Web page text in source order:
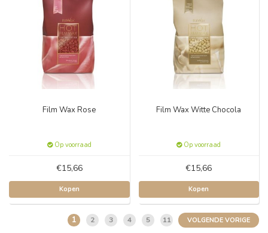
Film Wax Rose
Op voorraad
€15,66
Kopen
Film Wax Witte Chocola
Op voorraad
€15,66
Kopen
1 2 3 4 5 11 VOLGENDE VORIGE